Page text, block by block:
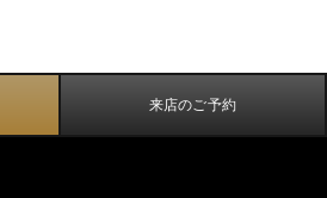
来店のご予約